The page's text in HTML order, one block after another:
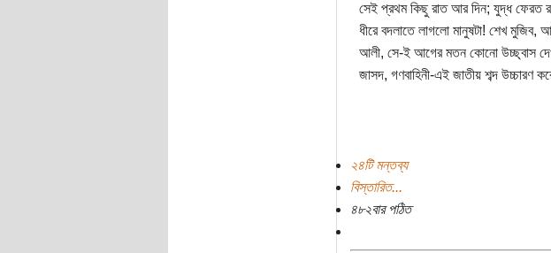
সেই প্রথম কিছু রাত আর দিন; যুদ্ধ ফেরত
ধীরে বদলাতে লাগলো মানুষটা! শেখ মুজিব,
আলী, সে-ই আগের মতন কোনো উচ্ছ্বাস
জাসদ, গণবাহিনী-এই জাতীয় শব্দ উচ্চারণ
২৪টি মন্তব্য
বিস্তারিত...
৪৮২বার পঠিত